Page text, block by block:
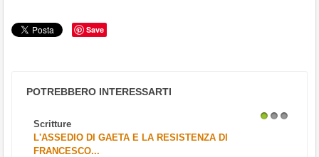
Save
POTREBBERO INTERESSARTI
Scritture
L'ASSEDIO DI GAETA E LA RESISTENZA DI
FRANCESCO...